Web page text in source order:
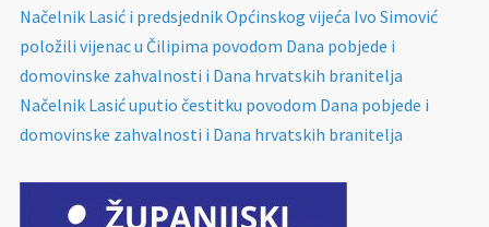
Načelnik Lasić i predsjednik Općinskog vijeća Ivo Simović
položili vijenac u Čilipima povodom Dana pobjede i
domovinske zahvalnosti i Dana hrvatskih branitelja
Načelnik Lasić uputio čestitku povodom Dana pobjede i
domovinske zahvalnosti i Dana hrvatskih branitelja